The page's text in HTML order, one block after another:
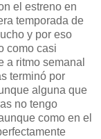
el estreno en
temporada de
y por eso
como casi
a ritmo semanal
terminó por
alguna que
no tengo
como en el